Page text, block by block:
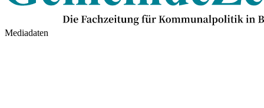
Mediadaten